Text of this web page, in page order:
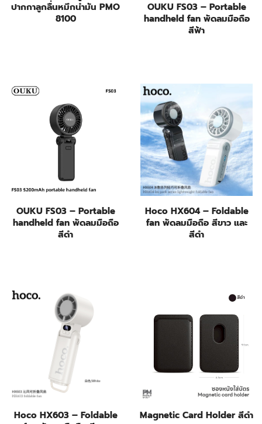
ปากกาลูกลื่นหมึกน้ำมัน PMO
8100
OUKU FS03 – Portable
handheld fan พัดลมมือถือ
สีฟ้า
OUKU FS03 – Portable
handheld fan พัดลมมือถือ
สีดำ
Hoco HX604 – Foldable
fan พัดลมมือถือ สีขาว และ
สีดำ
Hoco HX603 – Foldable
Magnetic Card Holder สีดำ